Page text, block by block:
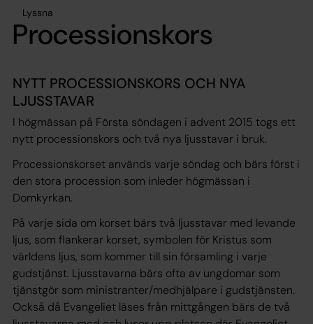
Lyssna
Processionskors
NYTT PROCESSIONSKORS OCH NYA
LJUSSTAVAR
I högmässan på Första söndagen i advent 2015 togs ett
nytt processionskors och två nya ljusstavar i bruk.
Processionskorset används varje söndag och bärs först i
den stora procession som inleder högmässan i
Domkyrkan.
På varje sida om korset bärs två ljusstavar med levande
ljus, som flankerar korset, symbolen för Kristus som
världens ljus, som kommer till sin församling i varje
gudstjänst. Ljusstavarna bärs ofta av ungdomar som
tjänstgör som ministranter/medhjälpare i gudstjänsten.
Också då Evangeliet läses från mittgången bärs de två